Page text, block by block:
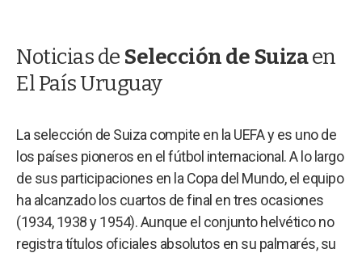
u
d
Noticias de Selección de Suizaen
El País Uruguay
La selección de Suiza compite en la UEFA y es uno de
los países pioneros en el fútbol internacional. A lo largo
de sus participaciones en la Copa del Mundo, el equipo
ha alcanzado los cuartos de final en tres ocasiones
(1934, 1938 y 1954). Aunque el conjunto helvético no
registra títulos oficiales absolutos en su palmarés, su